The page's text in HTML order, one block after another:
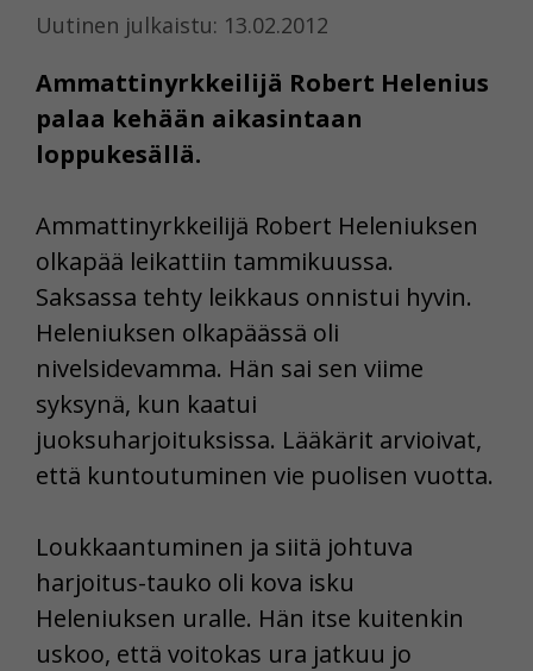
Uutinen julkaistu: 13.02.2012
Ammattinyrkkeilijä Robert Helenius
palaa kehään aikasintaan
loppukesällä.
Ammattinyrkkeilijä Robert Heleniuksen
olkapää leikattiin tammikuussa.
Saksassa tehty leikkaus onnistui hyvin.
Heleniuksen olkapäässä oli
nivelsidevamma. Hän sai sen viime
syksynä, kun kaatui
juoksuharjoituksissa. Lääkärit arvioivat,
että kuntoutuminen vie puolisen vuotta.
Loukkaantuminen ja siitä johtuva
harjoitus-tauko oli kova isku
Heleniuksen uralle. Hän itse kuitenkin
uskoo, että voitokas ura jatkuu jo